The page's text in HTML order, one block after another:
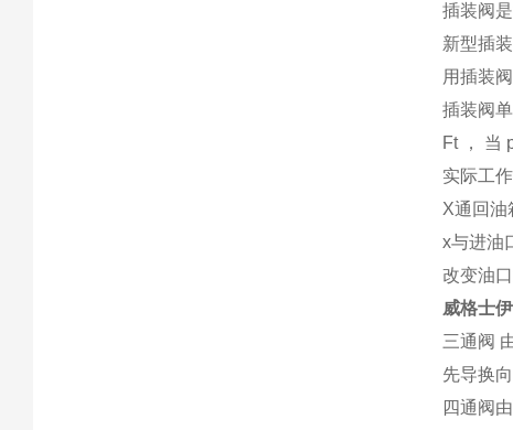
插装阀
新型插
用插装
插装阀
Ft ， 当
实际工
X通回油
x与进油
改变油
威格士
三通阀
先导换
四通阀